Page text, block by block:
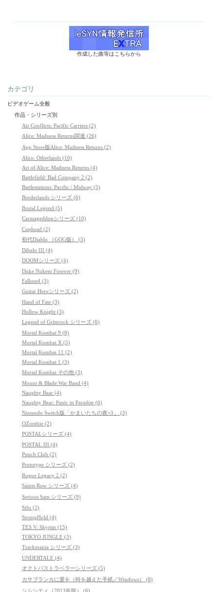
作成した曲等はこちらから
カテゴリ
ビデオゲーム全般
作品・シリーズ別
Air Conflicts: Pacific Carriers (2)
Alice: Madness Returns関連 (26)
App Store版Alice: Madness Returns (2)
Alice: Otherlands (10)
Art of Alice: Madness Returns (4)
Battlefield: Bad Company 2 (2)
Battlestations: Pacific / Midway (5)
Borderlands シリーズ (6)
Brutal Legend (5)
Carmageddonシリーズ (10)
Cuphead (2)
初代Diablo （GOG版） (5)
Dibalo III (4)
DOOMシリーズ (4)
Duke Nukem Forever (9)
Fallout4 (3)
Guitar Heroシリーズ (2)
Hand of Fate (3)
Hollow Knight (3)
Legend of Grimrock シリーズ (6)
Mortal Kombat 9 (8)
Mortal Kombat X (5)
Mortal Kombat 11 (2)
Mortal Kombat 1 (3)
Mortal Kombat その他 (3)
Mount & Blade:War Band (4)
Naughty Bear (4)
Naughty Bear: Panic in Paradise (6)
Nintendo Switch版「かまいたちの夜×3」 (3)
OZombie (2)
POSTALシリーズ (4)
POSTAL III (4)
Punch Club (2)
Prototype シリーズ (2)
Rogue Legacy 2 (2)
Saints Row シリーズ (4)
Serious Sam シリーズ (9)
Sifu (2)
StrongHold (4)
TES V: Skyrim (15)
TOKYO JUNGLE (3)
Trackmania シリーズ (3)
UNDERTALE (4)
オクトパストラベラーシリーズ (5)
カサブランカに愛を（時を越えた手紙／Windows） (8)
シムシティ（2013年版） (6)